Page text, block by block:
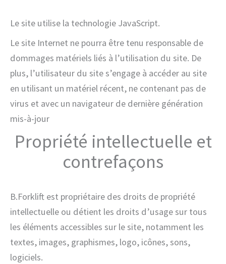
Le site utilise la technologie JavaScript.
Le site Internet ne pourra être tenu responsable de
dommages matériels liés à l’utilisation du site. De
plus, l’utilisateur du site s’engage à accéder au site
en utilisant un matériel récent, ne contenant pas de
virus et avec un navigateur de dernière génération
mis-à-jour
Propriété intellectuelle et
contrefaçons
B.Forklift est propriétaire des droits de propriété
intellectuelle ou détient les droits d’usage sur tous
les éléments accessibles sur le site, notamment les
textes, images, graphismes, logo, icônes, sons,
logiciels.